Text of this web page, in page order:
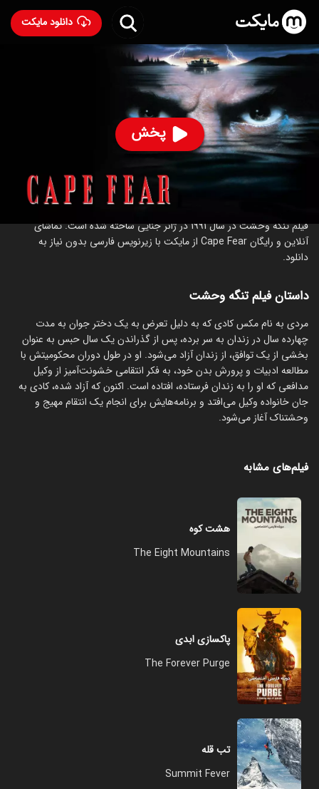
دانلود مایکت
پخش
فیلم تنگه وحشت- Cape Fear 1991
۴۹ 79 % ۷.۳
ساخت آمریکا سال 1991
رده سنی ۱۸+
جنایی
فیلم تنگه وحشت در سال 1991 در ژانر جنایی ساخته شده است. تماشای
آنلاین و رایگان Cape Fear از مایکت با زیرنویس فارسی بدون نیاز به
دانلود.
داستان فیلم تنگه وحشت
مردی به نام مکس کادی که به دلیل تعرض به یک دختر جوان به مدت
چهارده سال در زندان به سر برده، پس از گذراندن یک سال حبس به عنوان
بخشی از یک توافق، از زندان آزاد می‌شود. او در طول دوران محکومیتش با
مطالعه ادبیات و پرورش بدن خود، به فکر انتقامی خشونت‌آمیز از وکیل
مدافعی که او را به زندان فرستاده، افتاده است. اکنون که آزاد شده، کادی به
جان خانواده وکیل می‌افتد و برنامه‌هایش برای انجام یک انتقام مهیج و
وحشتناک آغاز می‌شود.
فیلم‌های مشابه
هشت کوه
The Eight Mountains
پاکسازی ابدی
The Forever Purge
تب قله
Summit Fever